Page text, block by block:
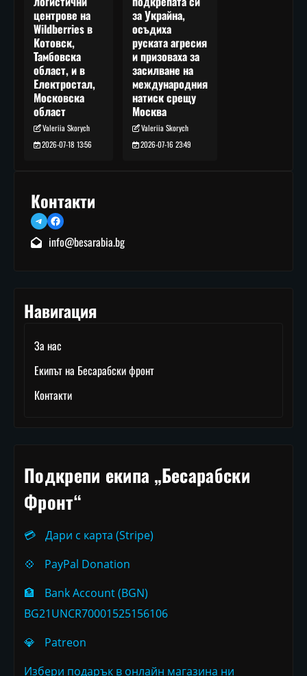
центрове на
Wildberries в
Котовск,
Тамбовска
област, и в
Електростал,
Московска
област
Valeriia Skorych
2026-07-18 13:56
за Украйна,
осъдиха
руската агресия
и призоваха за
засилване на
международния
натиск срещу
Москва
Valeriia Skorych
2026-07-16 23:49
Контакти
TelegramFacebook
info@besarabia.bg
Навигация
За нас
Екипът на Бесарабски фронт
Контакти
Подкрепи екипа „Бесарабски
Фронт“
💳
Дари с карта (Stripe)
💠
PayPal Donation
🏦
Bank Account (BGN)
BG21UNCR70001525156106
💎
Patreon
Избери подарък в онлайн магазина ни